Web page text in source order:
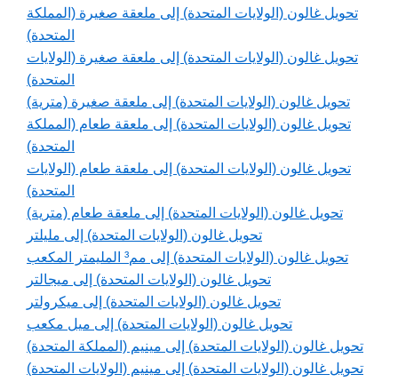
تحويل غالون (الولايات المتحدة) إلى ملعقة صغيرة (المملكة
المتحدة)
تحويل غالون (الولايات المتحدة) إلى ملعقة صغيرة (الولايات
المتحدة)
تحويل غالون (الولايات المتحدة) إلى ملعقة صغيرة (مترية)
تحويل غالون (الولايات المتحدة) إلى ملعقة طعام (المملكة
المتحدة)
تحويل غالون (الولايات المتحدة) إلى ملعقة طعام (الولايات
المتحدة)
تحويل غالون (الولايات المتحدة) إلى ملعقة طعام (مترية)
تحويل غالون (الولايات المتحدة) إلى مليلتر
تحويل غالون (الولايات المتحدة) إلى مم³ المليمتر المكعب
تحويل غالون (الولايات المتحدة) إلى ميجالتر
تحويل غالون (الولايات المتحدة) إلى ميكرولتر
تحويل غالون (الولايات المتحدة) إلى ميل مكعب
تحويل غالون (الولايات المتحدة) إلى مينيم (المملكة المتحدة)
تحويل غالون (الولايات المتحدة) إلى مينيم (الولايات المتحدة)